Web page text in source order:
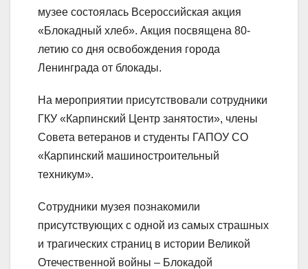
музее состоялась Всероссийская акция
«Блокадный хлеб». Акция посвящена 80-
летию со дня освобождения города
Ленинграда от блокады.
На мероприятии присутствовали сотрудники
ГКУ «Карпинский Центр занятости», члены
Совета ветеранов и студенты ГАПОУ СО
«Карпинский машиностроительный
техникум».
Сотрудники музея познакомили
присутствующих с одной из самых страшных
и трагических страниц в истории Великой
Отечественной войны – Блокадой